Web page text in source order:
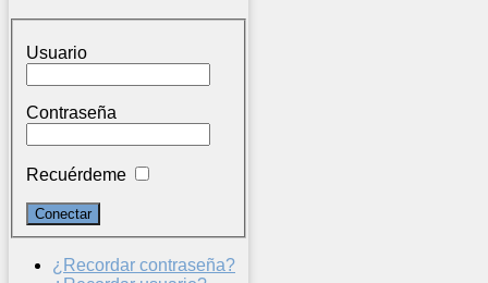
Usuario
Contraseña
Recuérdeme
¿Recordar contraseña?